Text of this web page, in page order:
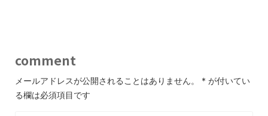
comment
メールアドレスが公開されることはありません。 * が付いてい
る欄は必須項目です